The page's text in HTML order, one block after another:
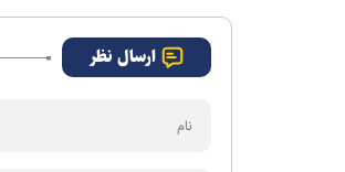
علوم و فناوری‌های نوین با
محوریت هوش مصنوعی
ارسال نظر